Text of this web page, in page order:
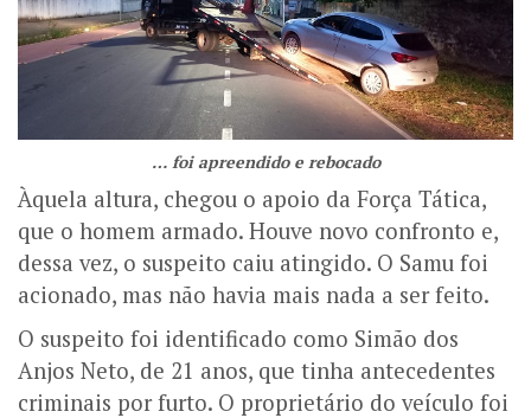
… foi apreendido e rebocado
Àquela altura, chegou o apoio da Força Tática,
que o homem armado. Houve novo confronto e,
dessa vez, o suspeito caiu atingido. O Samu foi
acionado, mas não havia mais nada a ser feito.
O suspeito foi identificado como Simão dos
Anjos Neto, de 21 anos, que tinha antecedentes
criminais por furto. O proprietário do veículo foi